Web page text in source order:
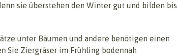
sie überstehen den Winter gut und bilden bis
unter Bäumen und andere benötigen einen
Sie Ziergräser im Frühling bodennah